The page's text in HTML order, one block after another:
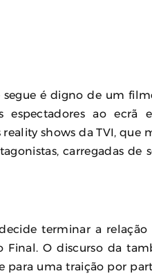
é digno de um
ao ecrã
shows da TVI, que
carregadas de
terminar a
Final. O discurso da
para uma traição por